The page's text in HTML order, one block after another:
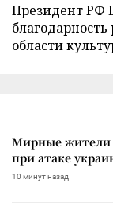
Президент РФ
области
Мирные жители
при атаке
10 минут назад